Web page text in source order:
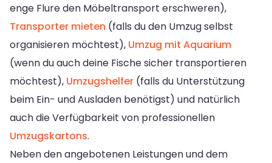
enge Flure den Möbeltransport erschweren),
Transporter mieten (falls du den Umzug selbst
organisieren möchtest), Umzug mit Aquarium
(wenn du auch deine Fische sicher transportieren
möchtest), Umzugshelfer (falls du Unterstützung
beim Ein- und Ausladen benötigst) und natürlich
auch die Verfügbarkeit von professionellen
Umzugskartons.
Neben den angebotenen Leistungen und dem